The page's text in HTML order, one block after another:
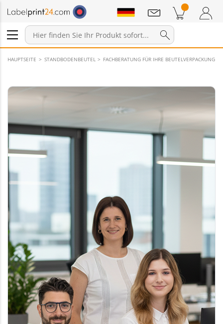
Anmelden / Registrieren
Warenkorb Zum Warenkorb
Mitteilungen
HAUPTSEITE STANDBODENBEUTEL FACHBERATUNG FÜR IHRE BEUTELVERPACKUNG